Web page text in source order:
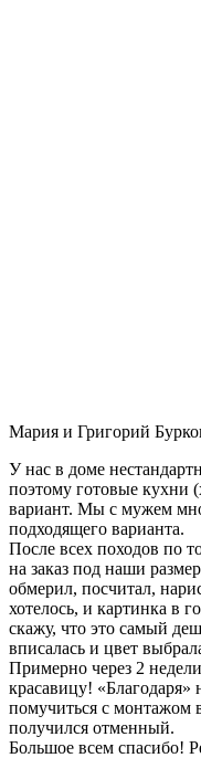
Мария и Григорий
У нас в доме
поэтому готовые кухни
вариант. Мы с мужем
подходящего варианта.
После всех походов по
на заказ под наши
обмерил, посчитал,
хотелось, и картинка в
скажу, что это самый
вписалась и цвет
Примерно через 2
красавицу!
помучиться с монтажом
получился отменный.
Большое всем спасибо!